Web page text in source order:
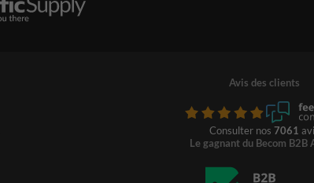
Avis des clients
Consulter nos 7061
Le gagnant du Becom B2B